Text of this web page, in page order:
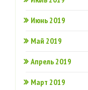
Июнь 2019
Май 2019
Апрель 2019
Март 2019